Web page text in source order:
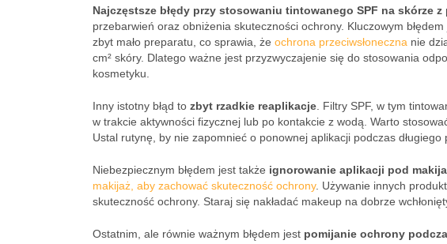
Najczęstsze błędy przy stosowaniu tintowanego SPF na skórze z
przebarwień oraz obniżenia skuteczności ochrony. Kluczowym błędem
zbyt mało preparatu, co sprawia, że ochrona przeciwsłoneczna nie
cm² skóry. Dlatego ważne jest przyzwyczajenie się do stosowania
kosmetyku.
Inny istotny błąd to zbyt rzadkie reaplikacje . Filtry SPF, w tym
w trakcie aktywności fizycznej lub po kontakcie z wodą. Warto
Ustal rutynę, by nie zapomnieć o ponownej aplikacji podczas długiego
Niebezpiecznym błędem jest także ignorowanie aplikacji pod
makijaż, aby zachować skuteczność ochrony. Używanie innych
skuteczność ochrony. Staraj się nakładać makeup na dobrze
Ostatnim, ale równie ważnym błędem jest pomijanie ochrony